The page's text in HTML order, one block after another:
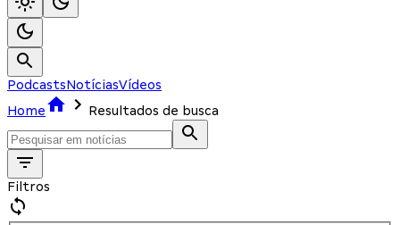
PodcastsNotíciasVídeos
Home
Resultados de busca
Filtros